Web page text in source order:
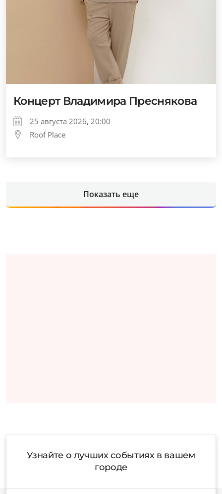
Концерт Владимира Преснякова
25 августа 2026, 20:00
Roof Place
Показать еще
Узнайте о лучших событиях в вашем
городе